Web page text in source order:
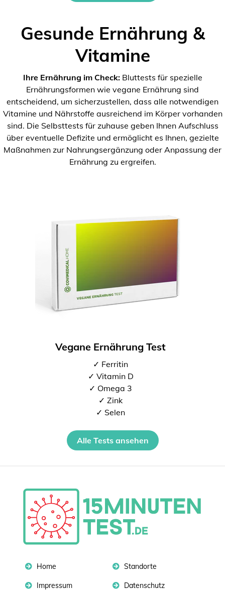
Gesunde Ernährung &
Vitamine
Ihre Ernährung im Check:Bluttests für spezielle
Ernährungsformen wie vegane Ernährung sind
entscheidend, um sicherzustellen, dass alle notwendigen
Vitamine und Nährstoffe ausreichend im Körper vorhanden
sind. Die Selbsttests für zuhause geben Ihnen Aufschluss
über eventuelle Defizite und ermöglicht es Ihnen, gezielte
Maßnahmen zur Nahrungsergänzung oder Anpassung der
Ernährung zu ergreifen.
Vegane Ernährung Test
✓ Ferritin
✓ Vitamin D
✓ Omega 3
✓ Zink
✓ Selen
Alle Tests ansehen
Home Standorte
Impressum Datenschutz